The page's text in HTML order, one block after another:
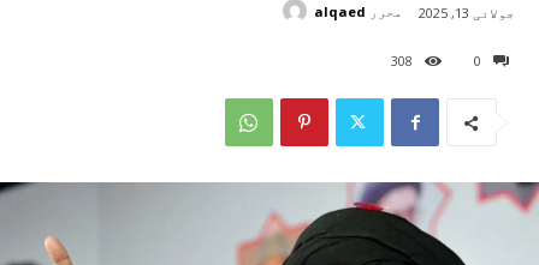
0
308
جولائی 13, 2025 محرر alqaed